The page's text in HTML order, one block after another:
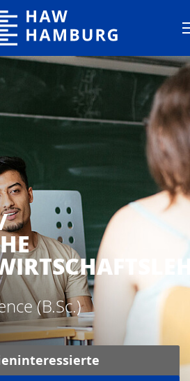
für Angewandte
(B.Sc.)